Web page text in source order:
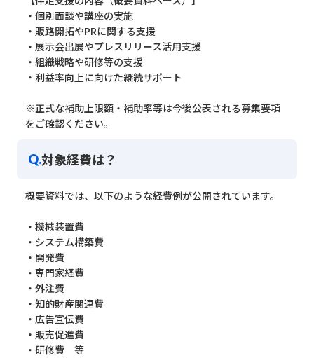
・個別面談や講座の実施
・販路開拓やPRに関する支援
・展示会出展やプレスリリース活用支援
・組織戦略や研修等の支援
・利益率向上に向けた継続サポート
※正式な補助上限額・補助率等は今後公表される募集要項
をご確認ください。
Q.対象経費は？
概要資料では、以下のような経費例が公開されています。
・機械装置費
・システム構築費
・開発費
・専門家経費
・外注費
・知的財産関連費
・広告宣伝費
・販売促進費
・研修費 等